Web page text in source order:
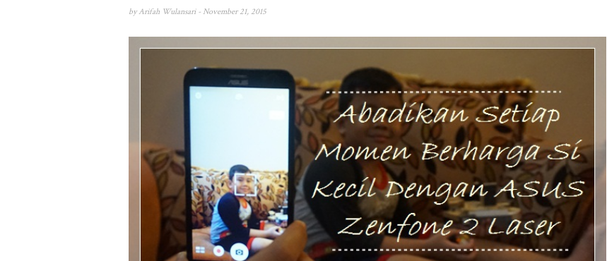
by Arifah Wulansari - November 21, 2015